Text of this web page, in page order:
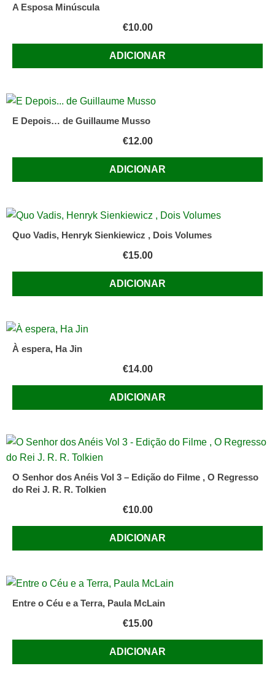
A Esposa Minúscula
€10.00
ADICIONAR
E Depois… de Guillaume Musso
€12.00
ADICIONAR
Quo Vadis, Henryk Sienkiewicz , Dois Volumes
€15.00
ADICIONAR
À espera, Ha Jin
€14.00
ADICIONAR
O Senhor dos Anéis Vol 3 – Edição do Filme , O Regresso
do Rei J. R. R. Tolkien
€10.00
ADICIONAR
Entre o Céu e a Terra, Paula McLain
€15.00
ADICIONAR